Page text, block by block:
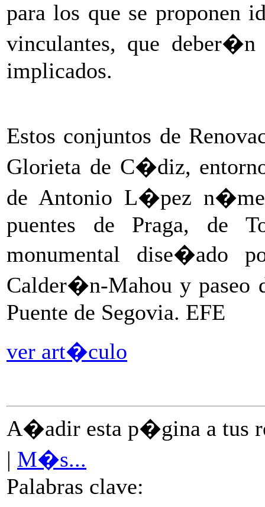
para los que se proponen
vinculantes, que deber�n
implicados.
Estos conjuntos de
Glorieta de C�diz,
de Antonio L�pez
puentes de Praga, de
monumental dise�ado
Calder�n-Mahou y
Puente de Segovia. EFE
ver art�culo
A�adir esta p�gina a tus
| M�s...
Palabras clave: